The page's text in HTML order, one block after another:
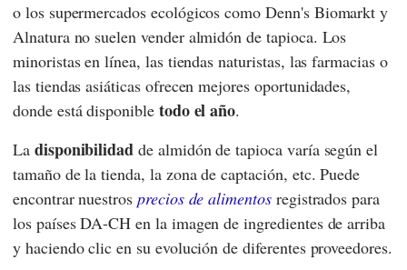
o los supermercados ecológicos comoDenn's Biomarkt y
Alnaturano suelen vender almidón de tapioca. Los
minoristas en línea, las tiendas naturistas, las farmacias o
las tiendas asiáticas ofrecen mejores oportunidades,
donde está disponible todo el año.
La disponibilidad de almidón de tapioca varía según el
tamaño de la tienda, la zona de captación, etc. Puede
encontrar nuestros precios de alimentosregistrados para
los países DA-CH en la imagen de ingredientes de arriba
y haciendo clic en su evolución de diferentes proveedores.